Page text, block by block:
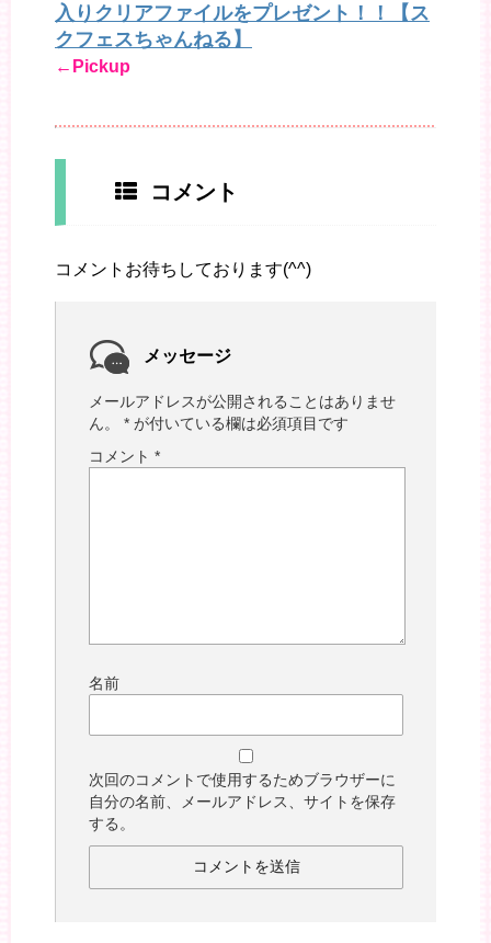
入りクリアファイルをプレゼント！！【ス
クフェスちゃんねる】
←Pickup
コメント
コメントお待ちしております(^^)
メッセージ
メールアドレスが公開されることはありませ
ん。
* が付いている欄は必須項目です
コメント *
名前
次回のコメントで使用するためブラウザーに
自分の名前、メールアドレス、サイトを保存
する。